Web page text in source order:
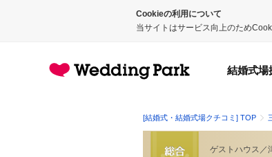
Cookieの利用について
当サイトはサービス向上のため
結婚式場
[結婚式・結婚式場クチコミ] TOP
ゲストハウス ／